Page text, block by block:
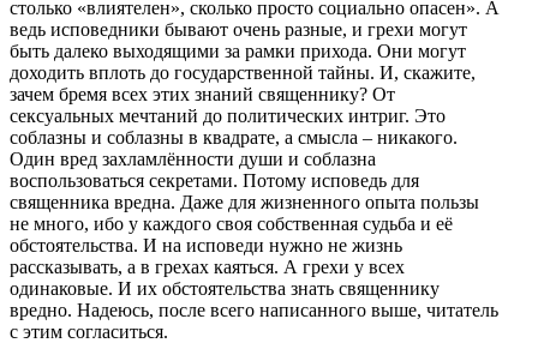
столько «влиятелен», сколько просто социально опасен». А
ведь исповедники бывают очень разные, и грехи могут
быть далеко выходящими за рамки прихода. Они могут
доходить вплоть до государственной тайны. И, скажите,
зачем бремя всех этих знаний священнику? От
сексуальных мечтаний до политических интриг. Это
соблазны и соблазны в квадрате, а смысла – никакого.
Один вред захламлённости души и соблазна
воспользоваться секретами. Потому исповедь для
священника вредна. Даже для жизненного опыта пользы
не много, ибо у каждого своя собственная судьба и её
обстоятельства. И на исповеди нужно не жизнь
рассказывать, а в грехах каяться. А грехи у всех
одинаковые. И их обстоятельства знать священнику
вредно. Надеюсь, после всего написанного выше, читатель
с этим согласиться.